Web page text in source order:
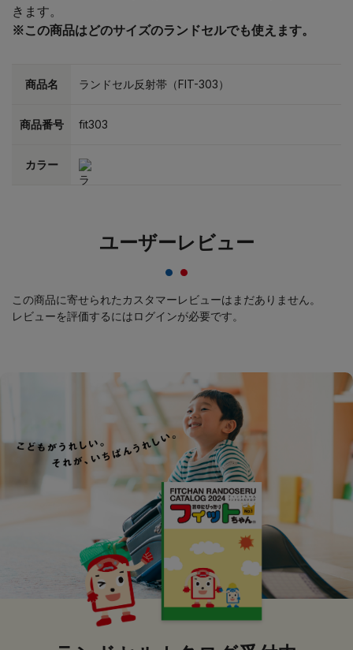
きます。
※この商品はどのサイズのランドセルでも使えます。
商品名 ランドセル反射帯（FIT-303）
商品番号 fit303
カラー
ユーザーレビュー
この商品に寄せられたカスタマーレビューはまだありません。
レビューを評価するにはログインが必要です。